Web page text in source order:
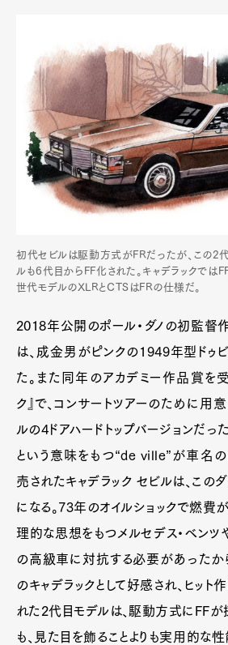
初代セビルは駆動方式がFRだったが、この2
ルも6代目からFF化された。キャデラックでは
世代モデルのXLRとCTSはFRの仕様だ。
2018年公開のポール・ダノの初監督作
は、成金男がピンクの1949年型ドゥ
た。また同年のアカデミー作品賞を
ク』で、コンサートツアーのために用
ルの4ドアハードトップバージョンだった
という意味をもつ“de ville”が車名
売されたキャデラック セビルは、この
になる。73年のオイルショックで燃費
理的な思想をもつメルセデス・ベンツ
の高級車に対抗する必要があったか
のキャデラックとして好感され、ヒット
れた2代目モデルは、駆動方式にFFが
も、見た目を飾ることよりも実用的な